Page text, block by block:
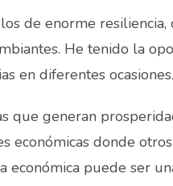
de enorme resiliencia,
He tenido la
en diferentes ocasiones.
que generan
económicas donde
económica puede ser